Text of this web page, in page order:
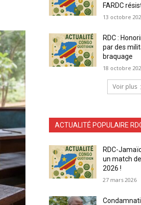
FARDC
13 octobre
RDC :
par des
braquage
18 octobre
Voir plus
ACTUALITÉ POPULAIRE
RDC-
un match
2026 !
27 mars 2026